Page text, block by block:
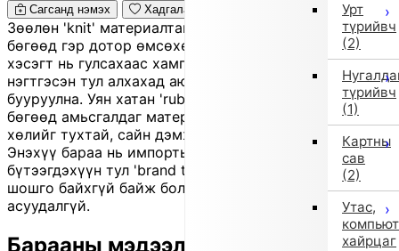
Урт
түрийвч
(2)
түрийвч
(1)
Картны
сав
(2)
Утас,
хайрцаг
Сагсанд нэмэх Хадгалах
Зөөлөн 'knit' материалтай оймс хэлбэрийн гутал
бөгөөд гэр дотор өмсөхөд тохиромжтой. Доод
хэсэгт нь гулсахаас хамгаалсан 'rubber sole'
нэгтгэсэн тул алхахад аюулгүй, гулгах эрсдэлийг
бууруулна. Уян хатан 'rubber' ул нь барьц сайтай
бөгөөд амьсгалдаг материал хэрэглэснээр хүүхдийн
хөлийг тухтай, сайн дэмжинэ. Өнгө нь цэнхэр.
Энэхүү бараа нь импортын сонголтын 'outlet'
бүтээгдэхүүн тул 'brand tag' эсвэл угаах зааврын
шошго байхгүй байж болно. Гэвч чанарын
асуудалгүй.
Барааны мэдээлэл